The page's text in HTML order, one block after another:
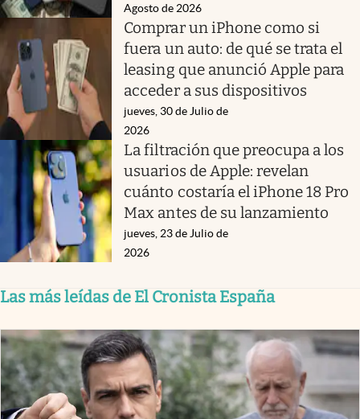
Agosto de 2026
Comprar un iPhone como si
fuera un auto: de qué se trata el
leasing que anunció Apple para
acceder a sus dispositivos
jueves, 30 de Julio de
2026
La filtración que preocupa a los
usuarios de Apple: revelan
cuánto costaría el iPhone 18 Pro
Max antes de su lanzamiento
jueves, 23 de Julio de
2026
Las más leídas de El Cronista España